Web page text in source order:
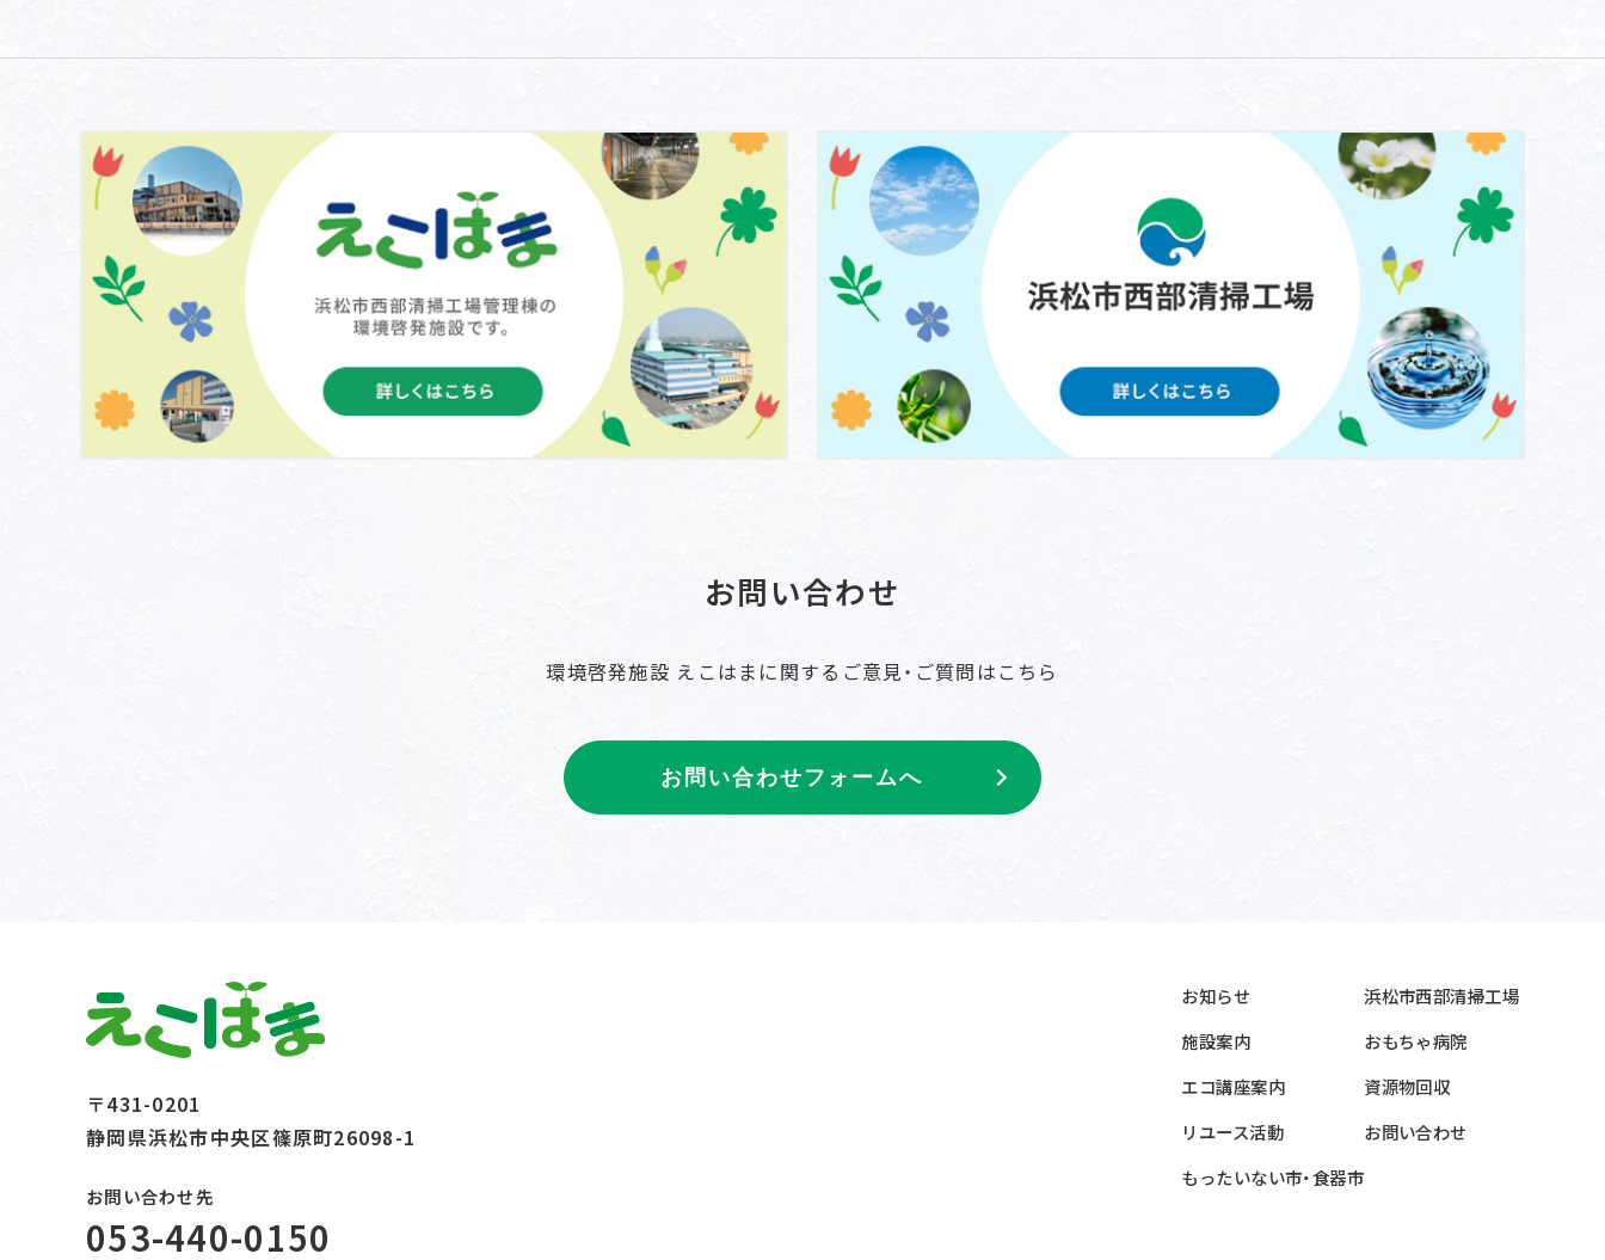
お問い合わせ
環境啓発施設 えこはまに関するご意見・ご質問はこちら
お問い合わせフォームへ
〒431-0201
静岡県浜松市中央区篠原町26098-1
お問い合わせ先
053-440-0150
お知らせ
施設案内
エコ講座案内
リユース活動
もったいない市・食器市
浜松市西部清掃工場
おもちゃ病院
資源物回収
お問い合わせ